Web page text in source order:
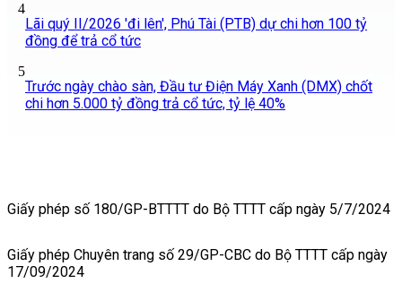
4
Lãi quý II/2026 'đi lên', Phú Tài (PTB) dự chi hơn 100 tỷ
đồng để trả cổ tức
5
Trước ngày chào sàn, Đầu tư Điện Máy Xanh (DMX) chốt
chi hơn 5.000 tỷ đồng trả cổ tức, tỷ lệ 40%
Giấy phép số 180/GP-BTTTT do Bộ TTTT cấp ngày 5/7/2024
Giấy phép Chuyên trang số 29/GP-CBC do Bộ TTTT cấp ngày
17/09/2024